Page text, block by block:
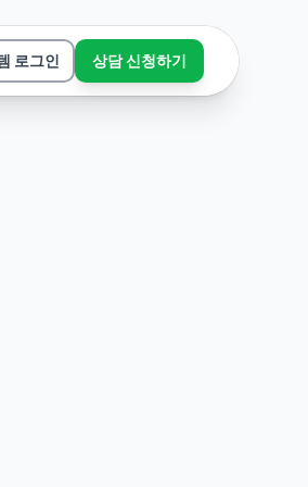
로그인 상담 신청하기